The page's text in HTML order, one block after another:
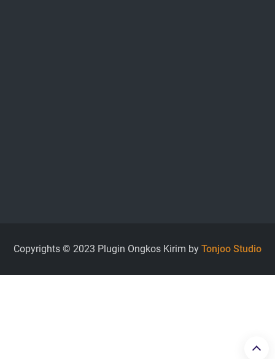
Copyrights © 2023 Plugin Ongkos Kirim by Tonjoo Studio